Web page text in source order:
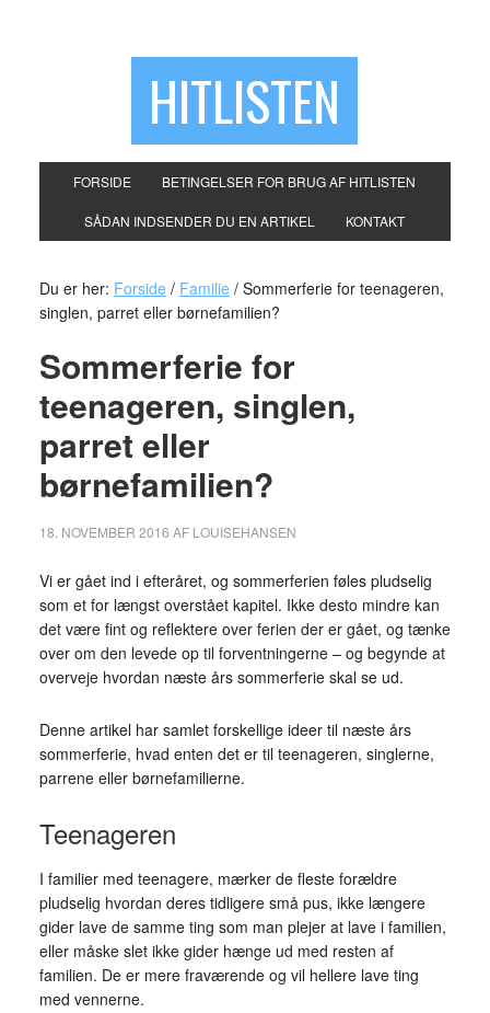
HITLISTEN
FORSIDE BETINGELSER FOR BRUG AF HITLISTEN
SÅDAN INDSENDER DU EN ARTIKEL KONTAKT
Du er her: Forside / Familie /Sommerferie for teenageren,
singlen, parret eller børnefamilien?
Sommerferie for
teenageren, singlen,
parret eller
børnefamilien?
18. NOVEMBER 2016 AF LOUISEHANSEN
Vi er gået ind i efteråret, og sommerferien føles pludselig
som et for længst overstået kapitel. Ikke desto mindre kan
det være fint og reflektere over ferien der er gået, og tænke
over om den levede op til forventningerne – og begynde at
overveje hvordan næste års sommerferie skal se ud.
Denne artikel har samlet forskellige ideer til næste års
sommerferie, hvad enten det er til teenageren, singlerne,
parrene eller børnefamilierne.
Teenageren
I familier med teenagere, mærker de fleste forældre
pludselig hvordan deres tidligere små pus, ikke længere
gider lave de samme ting som man plejer at lave i familien,
eller måske slet ikke gider hænge ud med resten af
familien. De er mere fraværende og vil hellere lave ting
med vennerne.